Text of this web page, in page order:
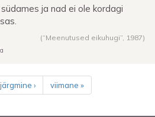
ja nad ei ole kordagi
(“Meenutused eikuhugi”, 1987)
järgmine › viimane »